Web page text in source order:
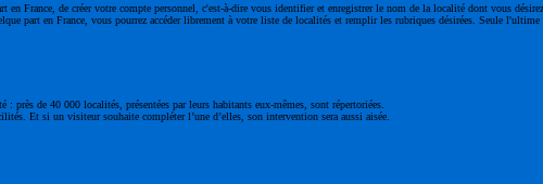
en France, de créer votre compte personnel, c'est-à-dire vous identifier et enregistrer le nom de la localité dont vous
part en France, vous pourrez accéder librement à votre liste de localités et remplir les rubriques désirées. Seule
près de 40 000 localités, présentées par leurs habitants eux-mêmes, sont répertoriées.
Et si un visiteur souhaite compléter l’une d’elles, son intervention sera aussi aisée.